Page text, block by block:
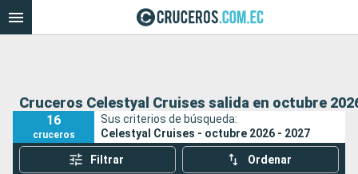
Cruceros Celestyal Cruises salida en octubre
16
cruceros
Sus criterios de búsqueda:
Celestyal Cruises - octubre 2026 - 2027
Filtrar Ordenar